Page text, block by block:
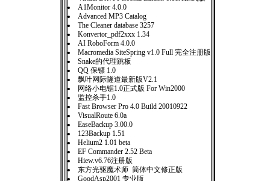
A1Monitor 4.0.0
Advanced MP3 Catalog
The Cleaner database 3257
Konvertor_pdf2xxx 1.34
AI RoboForm 4.0.0
Macromedia SiteSpring v1.0 Full 完全注册版
Snake的代理跳板
QQ 保镖 1.0
飘叶网际隧道最新版V2.1
网络小电锯1.0正式版 For Win2000
监控杀手1.0
Fast Browser Pro 4.0 Build 20010922
VisualRoute 6.0a
EaseBackup 3.00.0
123Backup 1.51
Helium2 1.01 beta
EF Commander 2.52 Beta
Hiew.v6.76注册版
东方光驱魔术师 简体中文修正版
GoodAsp2001 专业版